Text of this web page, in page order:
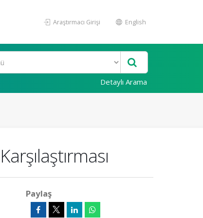
Araştırmacı Girişi English
Detaylı Arama
Paylaş